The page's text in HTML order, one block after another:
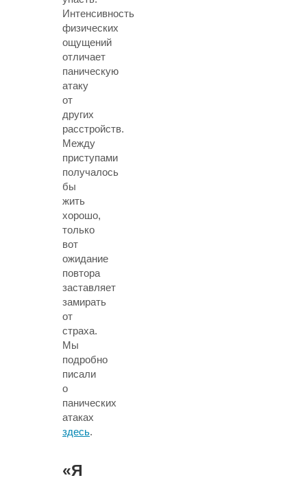
Интенсивность
физических
ощущений
отличает
паническую
атаку
от
других
расстройств.
Между
приступами
получалось
бы
жить
хорошо,
только
вот
ожидание
повтора
заставляет
замирать
от
страха.
Мы
подробно
писали
о
панических
атаках
здесь.
«Я